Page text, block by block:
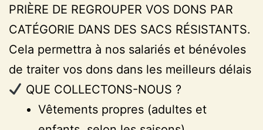
PRIÈRE DE REGROUPER VOS DONS PAR
CATÉGORIE DANS DES SACS RÉSISTANTS.
Cela permettra à nos salariés et bénévoles
de traiter vos dons dans les meilleurs délais
QUE COLLECTONS-NOUS ?
Vêtements propres (adultes et